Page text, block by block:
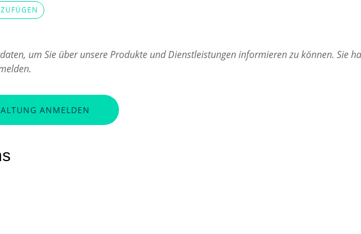
um Sie über unsere Produkte und Dienstleistungen informieren zu können. Sie
ANMELDEN